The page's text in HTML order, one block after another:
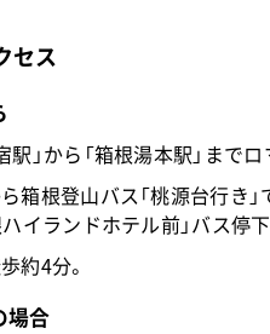
セス
駅」から「箱根湯本駅」までロ
箱根登山バス「桃源台行き」
ハイランドホテル前」バス停
約4分。
場合